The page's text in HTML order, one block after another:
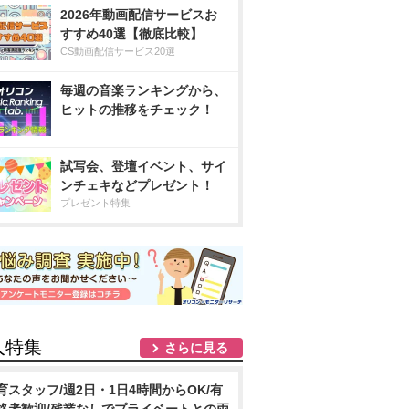
2026年動画配信サービスお
すすめ40選【徹底比較】
CS動画配信サービス20選
毎週の音楽ランキングから、
ヒットの推移をチェック！
試写会、登壇イベント、サイ
ンチェキなどプレゼント！
プレゼント特集
特集 さらに見る
スタッフ/週2日・1日4時間からOK/有